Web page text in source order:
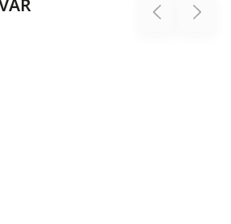
Previous Next